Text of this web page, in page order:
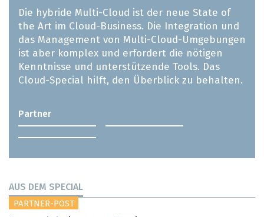
Die hybride Multi-Cloud ist der neue State of
the Art im Cloud-Business. Die Integration und
das Management von Multi-Cloud-Umgebungen
ist aber komplex und erfordert die nötigen
Kenntnisse und unterstützende Tools. Das
Cloud-Special hilft, den Überblick zu behalten.
Partner
AUS DEM SPECIAL
PARTNER-POST